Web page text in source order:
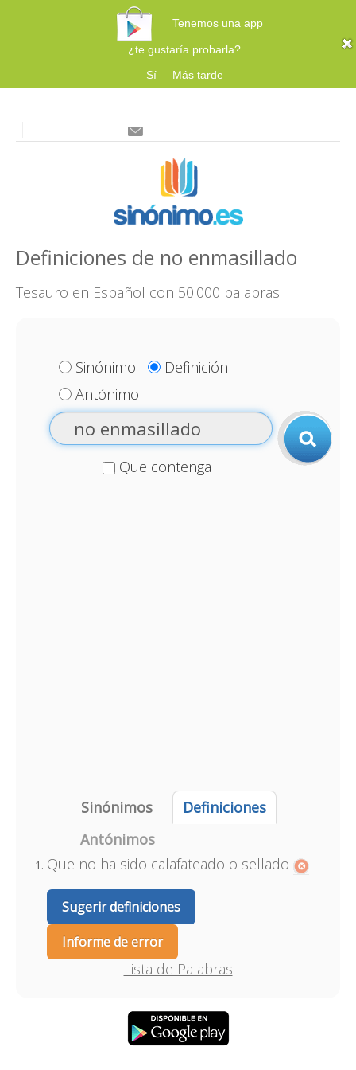
Tenemos una app
¿te gustaría probarla?
Sí
Más tarde
Definiciones de no enmasillado
Tesauro en Español con 50.000 palabras
Sinónimo
Definición
Antónimo
Que contenga
Sinónimos
Definiciones
Antónimos
Que no ha sido calafateado o sellado
Sugerir definiciones
Informe de error
Lista de Palabras